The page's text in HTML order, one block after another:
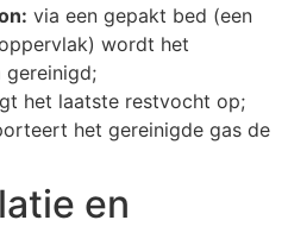
via een gepakt bed (een
wordt het
gereinigd;
het laatste restvocht op;
het gereinigde gas de
en